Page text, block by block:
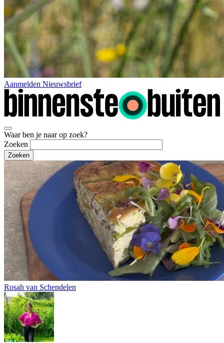
Aanmelden Nieuwsbrief
Waar ben je naar op zoek?
Zoeken
Rosah van Schendelen